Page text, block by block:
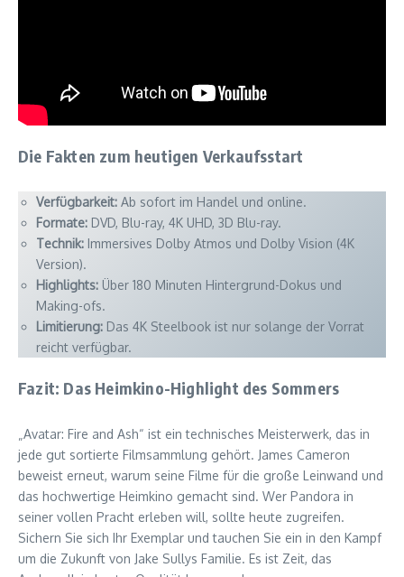
Die Fakten zum heutigen Verkaufsstart
Verfügbarkeit: Ab sofort im Handel und online.
Formate: DVD, Blu-ray, 4K UHD, 3D Blu-ray.
Technik: Immersives Dolby Atmos und Dolby Vision (4K
Version).
Highlights: Über 180 Minuten Hintergrund-Dokus und
Making-ofs.
Limitierung: Das 4K Steelbook ist nur solange der Vorrat
reicht verfügbar.
Fazit: Das Heimkino-Highlight des Sommers
„Avatar: Fire and Ash“ ist ein technisches Meisterwerk, das in
jede gut sortierte Filmsammlung gehört. James Cameron
beweist erneut, warum seine Filme für die große Leinwand und
das hochwertige Heimkino gemacht sind. Wer Pandora in
seiner vollen Pracht erleben will, sollte heute zugreifen.
Sichern Sie sich Ihr Exemplar und tauchen Sie ein in den Kampf
um die Zukunft von Jake Sullys Familie. Es ist Zeit, das